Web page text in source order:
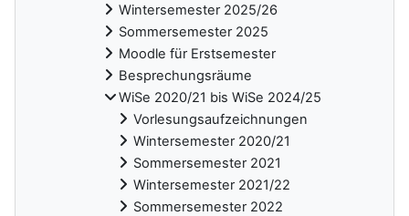
Wintersemester 2025/26
Sommersemester 2025
Moodle für Erstsemester
Besprechungsräume
WiSe 2020/21 bis WiSe 2024/25
Vorlesungsaufzeichnungen
Wintersemester 2020/21
Sommersemester 2021
Wintersemester 2021/22
Sommersemester 2022